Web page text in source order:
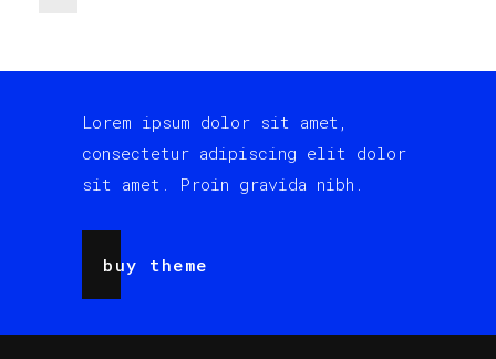
Lorem ipsum dolor sit amet,
consectetur adipiscing elit dolor
sit amet. Proin gravida nibh.
buy theme